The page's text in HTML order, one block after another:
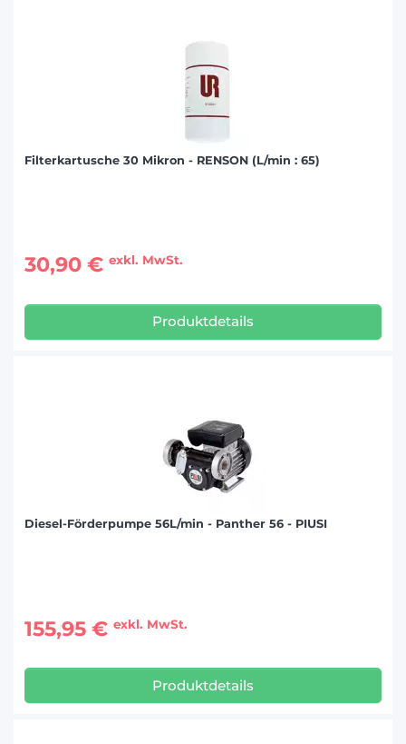
Filterkartusche 30 Mikron - RENSON (L/min : 65)
30,90 € exkl. MwSt.
Produktdetails
Diesel-Förderpumpe 56L/min - Panther 56 - PIUSI
155,95 € exkl. MwSt.
Produktdetails